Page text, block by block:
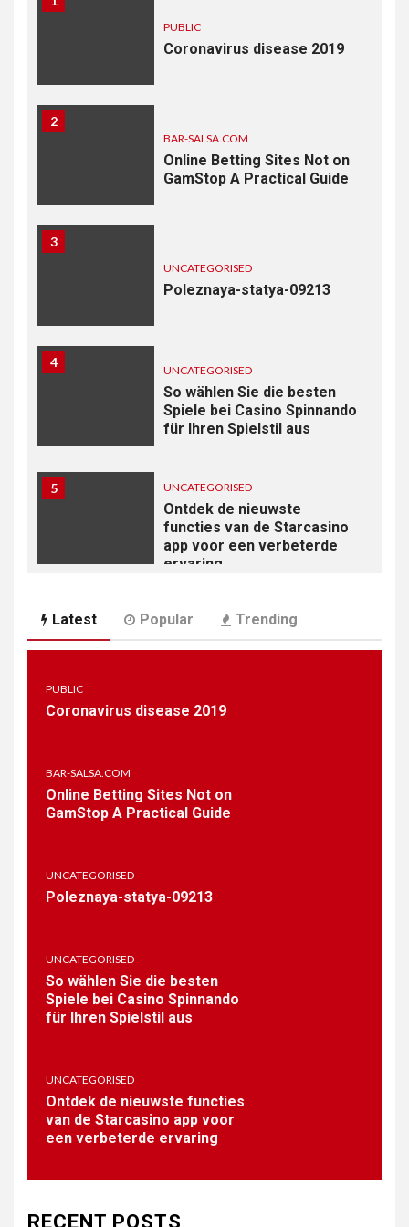
PUBLIC
Coronavirus disease 2019
2
BAR-SALSA.COM
Online Betting Sites Not on
GamStop A Practical Guide
3
UNCATEGORISED
Poleznaya-statya-09213
4
UNCATEGORISED
So wählen Sie die besten
Spiele bei Casino Spinnando
für Ihren Spielstil aus
5 UNCATEGORISED
Ontdek de nieuwste
functies van de Starcasino
app voor een verbeterde
ervaring
6
UNCATEGORISED
Come Massimizzare i Tuoi
Casino’s Vast Game
Selection
PUBLIC
2
BAR-SALSA.COM
Online Betting Sites Not on
3
UNCATEGORISED
Latest Popular Trending
PUBLIC
Coronavirus disease 2019
BAR-SALSA.COM
Online Betting Sites Not on
GamStop A Practical Guide
UNCATEGORISED
Poleznaya-statya-09213
UNCATEGORISED
So wählen Sie die besten
Spiele bei Casino Spinnando
für Ihren Spielstil aus
UNCATEGORISED
Ontdek de nieuwste functies
van de Starcasino app voor
een verbeterde ervaring
RECENT POSTS